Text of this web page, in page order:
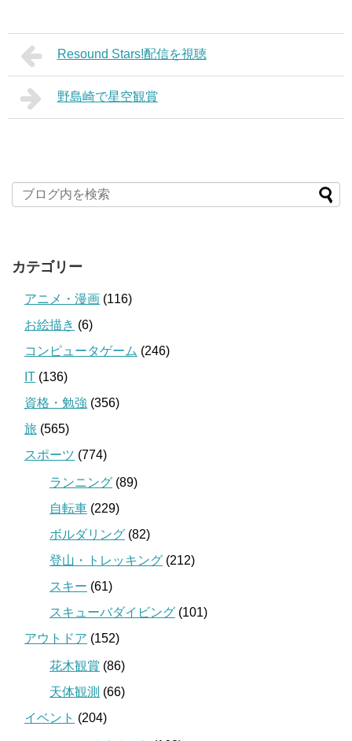
Resound Stars!配信を視聴
野島崎で星空観賞
カテゴリー
アニメ・漫画 (116)
お絵描き (6)
コンピュータゲーム (246)
IT (136)
資格・勉強 (356)
旅 (565)
スポーツ (774)
ランニング (89)
自転車 (229)
ボルダリング (82)
登山・トレッキング (212)
スキー (61)
スキューバダイビング (101)
アウトドア (152)
花木観賞 (86)
天体観測 (66)
イベント (204)